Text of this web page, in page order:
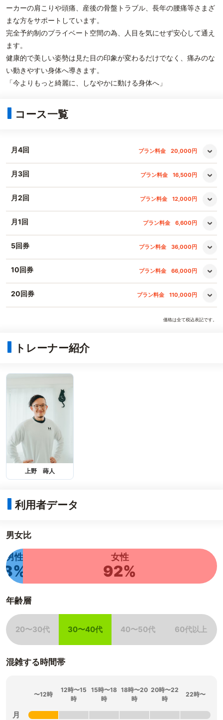
ーカーの肩こりや頭痛、産後の骨盤トラブル、長年の腰痛等さまざ
まな方をサポートしています。
完全予約制のプライベート空間の為、人目を気にせず安心して通え
ます。
健康的で美しい姿勢は見た目の印象が変わるだけでなく、痛みのな
い動きやすい身体へ導きます。
「今よりもっと綺麗に、しなやかに動ける身体へ」
コース一覧
月4回 プラン料金 20,000円
月3回 プラン料金 16,500円
月2回 プラン料金 12,000円
月1回 プラン料金 6,600円
5回券 プラン料金 36,000円
10回券 プラン料金 66,000円
20回券 プラン料金 110,000円
価格は全て税込表記です。
トレーナー紹介
上野 蒔人
利用者データ
男女比
男性
8%
女性
92%
年齢層
20〜30代
非該当
30〜40代
40〜50代
60代以上
混雑する時間帯
〜12時
12時〜15
時
15時〜18
時
18時〜20
時
20時〜22
時
22時〜
月